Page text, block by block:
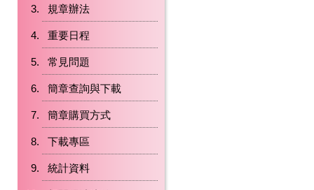
規章辦法
重要日程
常見問題
簡章查詢與下載
簡章購買方式
下載專區
統計資料